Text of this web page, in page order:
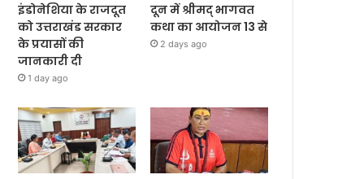
इंडोनेशिया के राजदूत
को उत्तराखंड सरकार
के प्रयासों की
जानकारी दी
1 day ago
दून में श्रीमद् भागवत
कथा का आयोजन 13 से
2 days ago